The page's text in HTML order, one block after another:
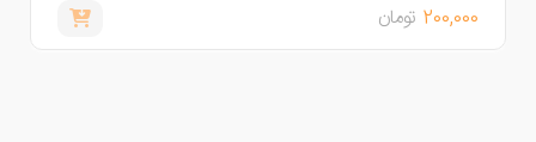
200,000تومان